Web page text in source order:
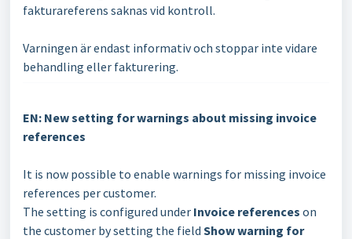
fakturareferens saknas vid kontroll.
Varningen är endast informativ och stoppar inte vidare
behandling eller fakturering.
EN: New setting for warnings about missing invoice
references
It is now possible to enable warnings for missing invoice
references per customer.
The setting is configured under Invoice references on
the customer by setting the field Show warning for